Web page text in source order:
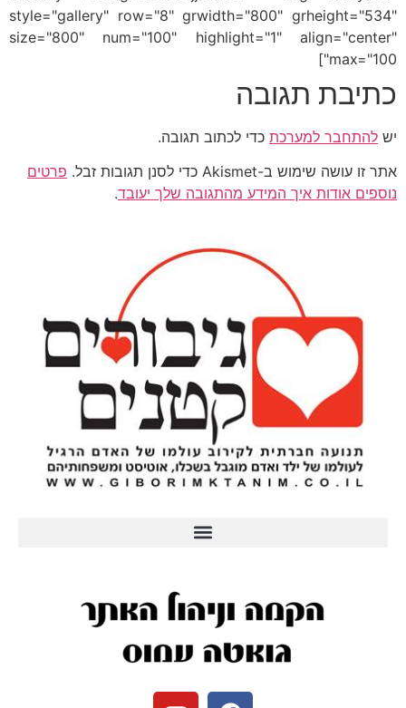
style="gallery" row="8" grwidth="800" grheight="534"
size="800" num="100" highlight="1" align="center"
max="100"]
כתיבת תגובה
יש להתחבר למערכת כדי לכתוב תגובה.
אתר זו עושה שימוש ב-Akismet כדי לסנן תגובות זבל.
פרטים
נוספים אודות איך המידע מהתגובה שלך יעובד.